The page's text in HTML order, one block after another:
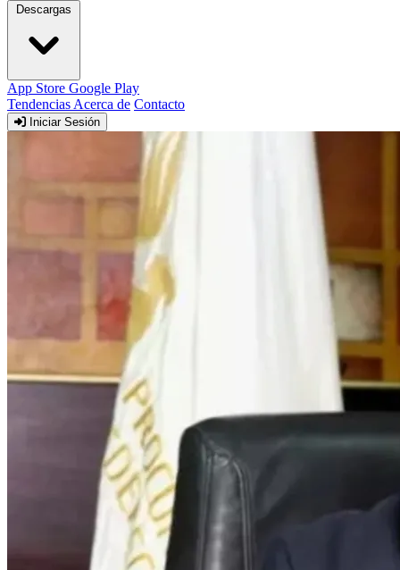
Descargas
App Store Google Play
Tendencias Acerca de Contacto
Iniciar Sesión